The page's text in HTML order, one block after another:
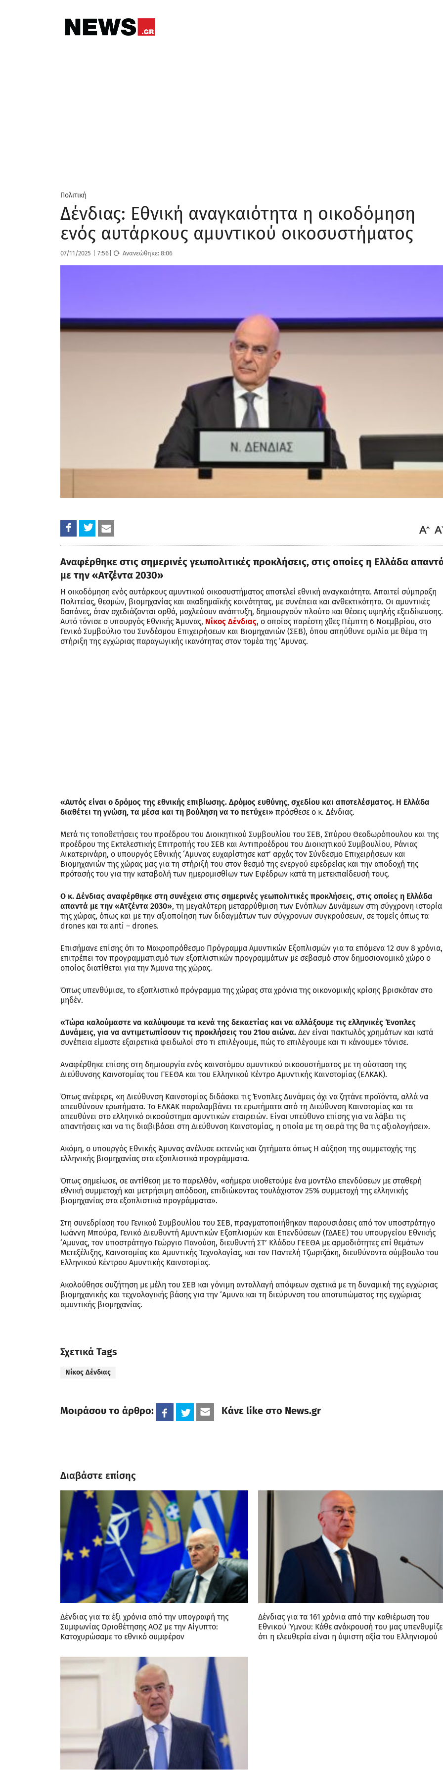
Πολιτική
Δένδιας: Εθνική αναγκαιότητα η οικοδόμηση
ενός αυτάρκους αμυντικού οικοσυστήματος
07/11/2025 7:56 Ανανεώθηκε:8:06
Αναφέρθηκε στις σημερινές γεωπολιτικές προκλήσεις, στις οποίες η Ελλάδα
με την «Ατζέντα 2030»
Η οικοδόμηση ενός αυτάρκους αμυντικού οικοσυστήματος αποτελεί εθνική αναγκαιότητα. Απαιτεί σύμπραξη
Πολιτείας, θεσμών, βιομηχανίας και ακαδημαϊκής κοινότητας, με συνέπεια και ανθεκτικότητα. Οι αμυντικές
δαπάνες, όταν σχεδιάζονται ορθά, μοχλεύουν ανάπτυξη, δημιουργούν πλούτο και θέσεις υψηλής εξειδίκευσης.
Αυτό τόνισε ο υπουργός Εθνικής Άμυνας, Νίκος Δένδιας, ο οποίος παρέστη χθες Πέμπτη 6 Νοεμβρίου, στο
Γενικό Συμβούλιο του Συνδέσμου Επιχειρήσεων και Βιομηχανιών (ΣΕΒ), όπου απηύθυνε ομιλία με θέμα τη
στήριξη της εγχώριας παραγωγικής ικανότητας στον τομέα της ‘Αμυνας.
«Αυτός είναι ο δρόμος της εθνικής επιβίωσης. Δρόμος ευθύνης, σχεδίου και αποτελέσματος. Η Ελλάδα
διαθέτει τη γνώση, τα μέσα και τη βούληση να το πετύχει» πρόσθεσε ο κ. Δένδιας.
Μετά τις τοποθετήσεις του προέδρου του Διοικητικού Συμβουλίου του ΣΕΒ, Σπύρου Θεοδωρόπουλου και της
προέδρου της Εκτελεστικής Επιτροπής του ΣΕΒ και Αντιπροέδρου του Διοικητικού Συμβουλίου, Ράνιας
Αικατερινάρη, ο υπουργός Εθνικής ‘Αμυνας ευχαρίστησε κατ’ αρχάς τον Σύνδεσμο Επιχειρήσεων και
Βιομηχανιών της χώρας μας για τη στήριξή του στον θεσμό της ενεργού εφεδρείας και την αποδοχή της
πρότασής του για την καταβολή των ημερομισθίων των Εφέδρων κατά τη μετεκπαίδευσή τους.
Ο κ. Δένδιας αναφέρθηκε στη συνέχεια στις σημερινές γεωπολιτικές προκλήσεις, στις οποίες η Ελλάδα
απαντά με την «Ατζέντα 2030», τη μεγαλύτερη μεταρρύθμιση των Ενόπλων Δυνάμεων στη σύγχρονη ιστορία
της χώρας, όπως και με την αξιοποίηση των διδαγμάτων των σύγχρονων συγκρούσεων, σε τομείς όπως τα
drones και τα anti – drones.
Επισήμανε επίσης ότι το Μακροπρόθεσμο Πρόγραμμα Αμυντικών Εξοπλισμών για τα επόμενα 12 συν 8 χρόνια,
επιτρέπει τον προγραμματισμό των εξοπλιστικών προγραμμάτων με σεβασμό στον δημοσιονομικό χώρο ο
οποίος διατίθεται για την Άμυνα της χώρας.
Όπως υπενθύμισε, το εξοπλιστικό πρόγραμμα της χώρας στα χρόνια της οικονομικής κρίσης βρισκόταν στο
μηδέν.
«Τώρα καλούμαστε να καλύψουμε τα κενά της δεκαετίας και να αλλάξουμε τις ελληνικές Ένοπλες
Δυνάμεις, για να αντιμετωπίσουν τις προκλήσεις του 21ου αιώνα. Δεν είναι πακτωλός χρημάτων και κατά
συνέπεια είμαστε εξαιρετικά φειδωλοί στο τι επιλέγουμε, πώς το επιλέγουμε και τι κάνουμε» τόνισε.
Αναφέρθηκε επίσης στη δημιουργία ενός καινοτόμου αμυντικού οικοσυστήματος με τη σύσταση της
Διεύθυνσης Καινοτομίας του ΓΕΕΘΑ και του Ελληνικού Κέντρο Αμυντικής Καινοτομίας (ΕΛΚΑΚ).
Όπως ανέφερε, «η Διεύθυνση Καινοτομίας διδάσκει τις Ένοπλες Δυνάμεις όχι να ζητάνε προϊόντα, αλλά να
απευθύνουν ερωτήματα. Το ΕΛΚΑΚ παραλαμβάνει τα ερωτήματα από τη Διεύθυνση Καινοτομίας και τα
απευθύνει στο ελληνικό οικοσύστημα αμυντικών εταιρειών. Είναι υπεύθυνο επίσης για να λάβει τις
απαντήσεις και να τις διαβιβάσει στη Διεύθυνση Καινοτομίας, η οποία με τη σειρά της θα τις αξιολογήσει».
Ακόμη, ο υπουργός Εθνικής Άμυνας ανέλυσε εκτενώς και ζητήματα όπως Η αύξηση της συμμετοχής της
ελληνικής βιομηχανίας στα εξοπλιστικά προγράμματα.
Όπως σημείωσε, σε αντίθεση με το παρελθόν, «σήμερα υιοθετούμε ένα μοντέλο επενδύσεων με σταθερή
εθνική συμμετοχή και μετρήσιμη απόδοση, επιδιώκοντας τουλάχιστον 25% συμμετοχή της ελληνικής
βιομηχανίας στα εξοπλιστικά προγράμματα».
Στη συνεδρίαση του Γενικού Συμβουλίου του ΣΕΒ, πραγματοποιήθηκαν παρουσιάσεις από τον υποστράτηγο
Ιωάννη Μπούρα, Γενικό Διευθυντή Αμυντικών Εξοπλισμών και Επενδύσεων (ΓΔΑΕΕ) του υπουργείου Εθνικής
‘Αμυνας, τον υποστράτηγο Γεώργιο Πανούση, διευθυντή ΣΤ’ Κλάδου ΓΕΕΘΑ με αρμοδιότητες επί θεμάτων
Μετεξέλιξης, Καινοτομίας και Αμυντικής Τεχνολογίας, και τον Παντελή Τζωρτζάκη, διευθύνοντα σύμβουλο του
Ελληνικού Κέντρου Αμυντικής Καινοτομίας.
Ακολούθησε συζήτηση με μέλη του ΣΕΒ και γόνιμη ανταλλαγή απόψεων σχετικά με τη δυναμική της εγχώριας
βιομηχανικής και τεχνολογικής βάσης για την ‘Αμυνα και τη διεύρυνση του αποτυπώματος της εγχώριας
αμυντικής βιομηχανίας.
Σχετικά Tags
Νίκος Δένδιας
Μοιράσου το άρθρο: Κάνε like στο News.gr
Διαβάστε επίσης
Δένδιας για τα έξι χρόνια από την υπογραφή της
Συμφωνίας Οριοθέτησης ΑΟΖ με την Αίγυπτο:
Κατοχυρώσαμε το εθνικό συμφέρον
Δένδιας για τα 161 χρόνια από την καθιέρωση του
Εθνικού Ύμνου: Κάθε ανάκρουσή του μας
ότι η ελευθερία είναι η ύψιστη αξία του Ελληνισμού